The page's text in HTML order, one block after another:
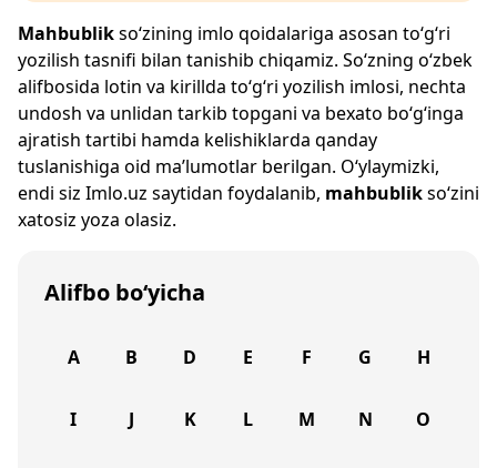
Mahbublikso‘zining imlo qoidalariga asosan to‘g‘ri
yozilish tasnifi bilan tanishib chiqamiz. So‘zning o‘zbek
alifbosida lotin va kirillda to‘g‘ri yozilish imlosi, nechta
undosh va unlidan tarkib topgani va bexato bo‘g‘inga
ajratish tartibi hamda kelishiklarda qanday
tuslanishiga oid ma’lumotlar berilgan. O‘ylaymizki,
endi siz Imlo.uz saytidan foydalanib, mahbublikso‘zini
xatosiz yoza olasiz.
Alifbo bo‘yicha
A B D E F G H
I J K L M N O